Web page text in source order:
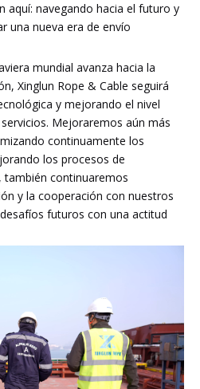
aquí: navegando hacia el futuro y
una nueva era de envío
mundial avanza hacia la
Xinglun Rope & Cable seguirá
y mejorando el nivel
Mejoraremos aún más
continuamente los
los procesos de
continuaremos
y la cooperación con nuestros
futuros con una actitud